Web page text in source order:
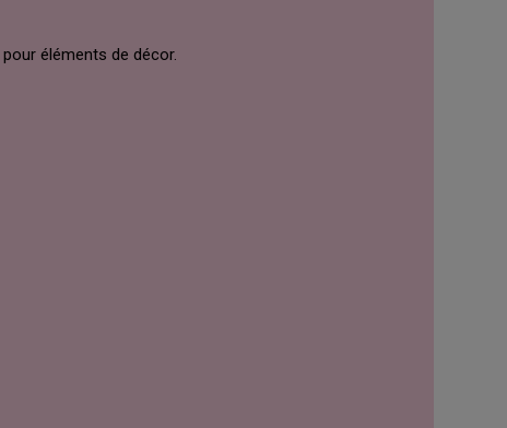
pour éléments de décor.